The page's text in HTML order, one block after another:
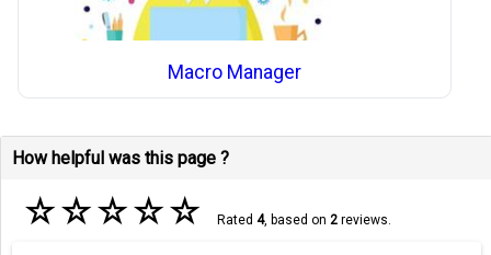
Macro Manager
How helpful was this page ?
☆☆☆☆☆ Rated 4, based on 2reviews.